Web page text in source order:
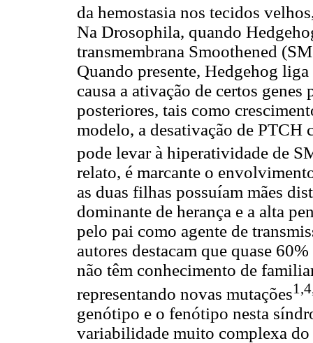
da hemostasia nos tecidos
Na Drosophila, quando
transmembrana Smoothened
Quando presente, Hedgehog
causa a ativação de certos
posteriores, tais como
modelo, a desativação de PTCH
pode levar à hiperatividade de
relato, é marcante o
as duas filhas possuíam mães
dominante de herança e a alta
pelo pai como agente de
autores destacam que quase
não têm conhecimento de
representando novas mutações
genótipo e o fenótipo nesta
variabilidade muito complexa